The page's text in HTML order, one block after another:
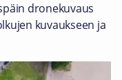
dronekuvaus
kuvaukseen ja